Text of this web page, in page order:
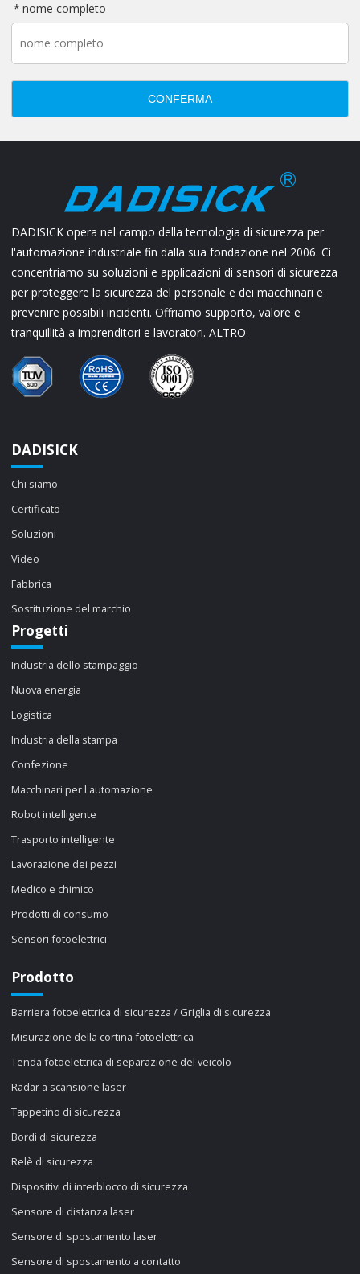
nome completo
CONFERMA
DADISICK opera nel campo della tecnologia di sicurezza per
l'automazione industriale fin dalla sua fondazione nel 2006. Ci
concentriamo su soluzioni e applicazioni di sensori di sicurezza
per proteggere la sicurezza del personale e dei macchinari e
prevenire possibili incidenti. Offriamo supporto, valore e
tranquillità a imprenditori e lavoratori.ALTRO
DADISICK
Chi siamo
Certificato
Soluzioni
Video
Fabbrica
Sostituzione del marchio
Progetti
Industria dello stampaggio
Nuova energia
Logistica
Industria della stampa
Confezione
Macchinari per l'automazione
Robot intelligente
Trasporto intelligente
Lavorazione dei pezzi
Medico e chimico
Prodotti di consumo
Sensori fotoelettrici
Prodotto
Barriera fotoelettrica di sicurezza / Griglia di sicurezza
Misurazione della cortina fotoelettrica
Tenda fotoelettrica di separazione del veicolo
Radar a scansione laser
Tappetino di sicurezza
Bordi di sicurezza
Relè di sicurezza
Dispositivi di interblocco di sicurezza
Sensore di distanza laser
Sensore di spostamento laser
Sensore di spostamento a contatto